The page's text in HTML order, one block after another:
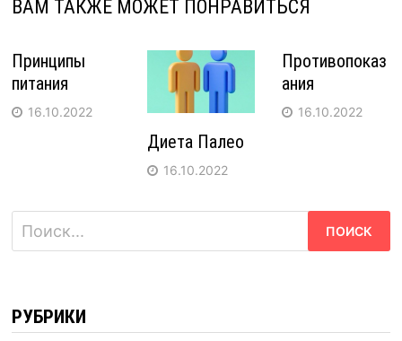
ВАМ ТАКЖЕ МОЖЕТ ПОНРАВИТЬСЯ
Принципы
питания
16.10.2022
Диета Палео
16.10.2022
Противопоказ
ания
16.10.2022
Найти:
РУБРИКИ